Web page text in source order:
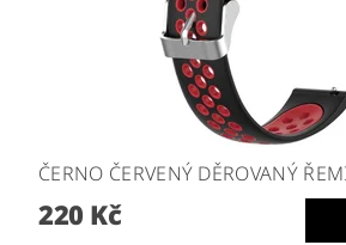
ČERNO ČERVENÝ DĚROVANÝ
220 Kč